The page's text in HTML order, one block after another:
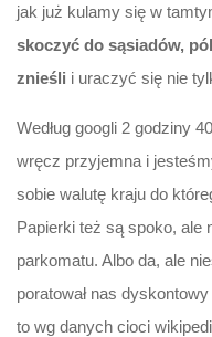
jak już kulamy się w
skoczyć do sąsiadów,
znieśli i uraczyć się nie
Według googli 2 godziny
wręcz przyjemna i
sobie walutę kraju do
Papierki też są spoko, ale
parkomatu. Albo da, ale
poratował nas
to wg danych cioci